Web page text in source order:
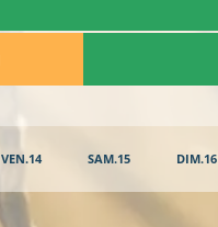
VEN.14 SAM.15 DIM.16